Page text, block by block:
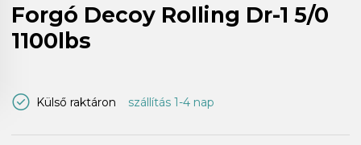
Forgó Decoy Rolling Dr-1 5/0
1100lbs
Külső raktáron szállítás 1-4 nap